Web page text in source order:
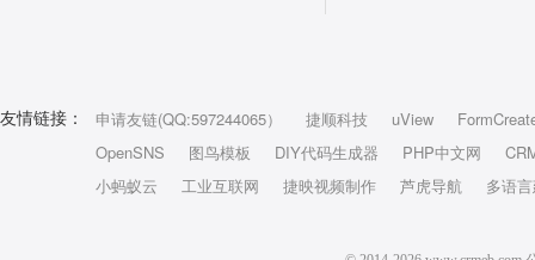
友情链接： 申请友链(QQ:597244065） 捷顺科技 uView
OpenSNS
图鸟模板 DIY代码生成器 PHP中文网
小蚂蚁云
工业互联网 捷映视频制作 芦虎导航 多语